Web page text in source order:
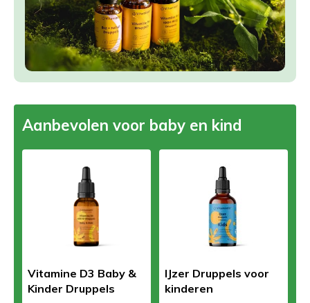
Aanbevolen voor baby en kind
Vitamine D3 Baby &
Kinder Druppels
IJzer Druppels voor
kinderen